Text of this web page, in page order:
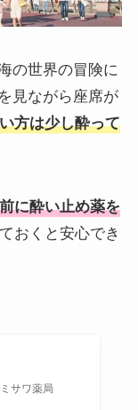
の世界の冒険に
見ながら座席が
方は少し酔って
に酔い止め薬を
おくと安心でき
サワ薬局